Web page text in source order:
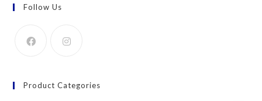
Follow Us
Product Categories